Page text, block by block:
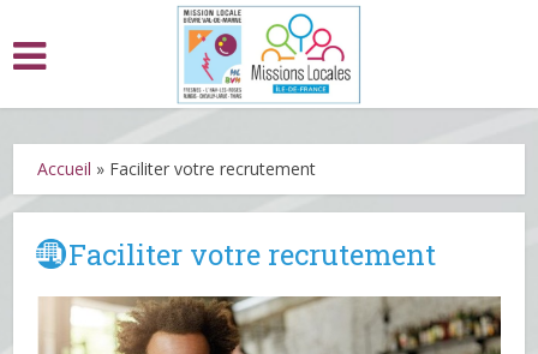
Accueil » Faciliter votre recrutement
Faciliter votre recrutement